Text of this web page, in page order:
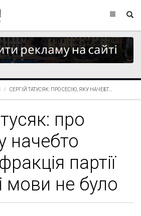
СЕРГІЙ ТАТУСЯК: ПРО СЕСІЮ, ЯКУ НАЧЕБТ...
про
начебто
партії
мови не було